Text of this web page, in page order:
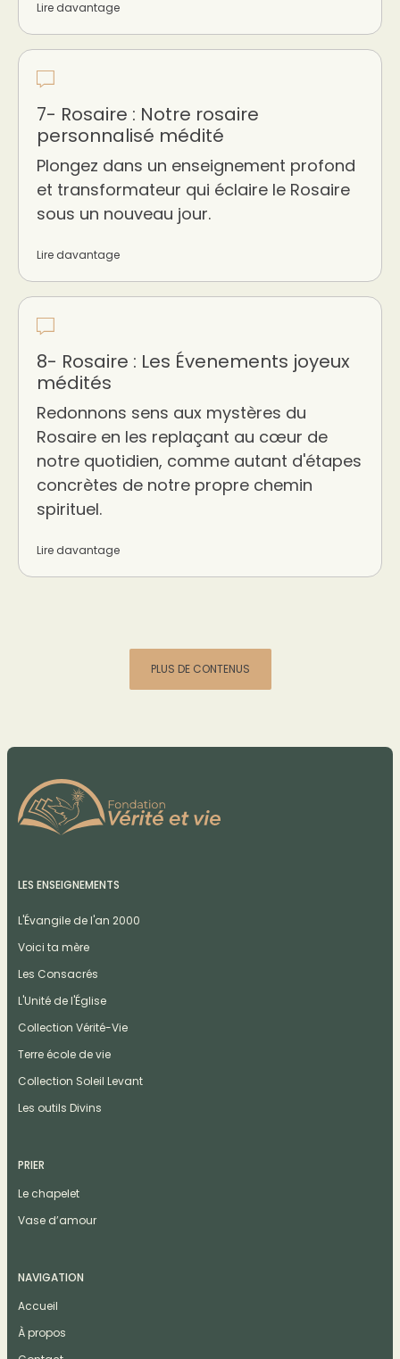
Lire davantage
7- Rosaire : Notre rosaire
personnalisé médité
Plongez dans un enseignement profond
et transformateur qui éclaire le Rosaire
sous un nouveau jour.
Lire davantage
8- Rosaire : Les Évenements joyeux
médités
Redonnons sens aux mystères du
Rosaire en les replaçant au cœur de
notre quotidien, comme autant d'étapes
concrètes de notre propre chemin
spirituel.
Lire davantage
PLUS DE CONTENUS
LES ENSEIGNEMENTS
L'Évangile de l'an 2000
Voici ta mère
Les Consacrés
L'Unité de l'Église
Collection Vérité-Vie
Terre école de vie
Collection Soleil Levant
Les outils Divins
PRIER
Le chapelet
Vase d’amour
NAVIGATION
Accueil
À propos